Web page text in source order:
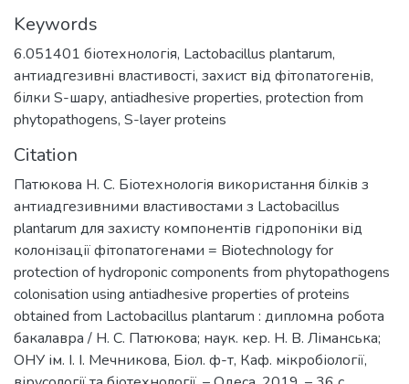
Keywords
6.051401 біотехнологія, Lactobacillus plantarum,
антиадгезивні властивості, захист від фітопатогенів,
білки S-шару, antiadhesive properties, protection from
phytopathogens, S-layer proteins
Citation
Патюкова Н. С. Біотехнологія використання білків з
антиадгезивними властивостами з Lactobacillus
plantarum для захисту компонентів гідропоніки від
колонізації фітопатогенами = Biotechnology for
protection of hydroponic components from phytopathogens
colonisation using antiadhesive properties of proteins
obtained from Lactobacillus plantarum : дипломна робота
бакалавра / Н. С. Патюкова; наук. кер. Н. В. Ліманська;
ОНУ ім. І. І. Мечникова, Біол. ф-т, Каф. мікробіології,